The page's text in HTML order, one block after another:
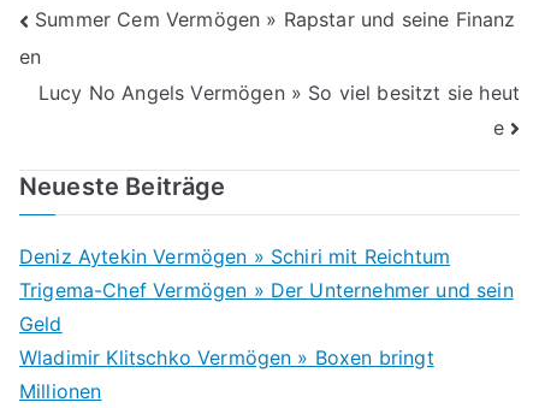
Beitragsnavigation
Summer Cem Vermögen » Rapstar und seine Finanz
en
Lucy No Angels Vermögen » So viel besitzt sie heut
e
Neueste Beiträge
Deniz Aytekin Vermögen » Schiri mit Reichtum
Trigema-Chef Vermögen » Der Unternehmer und sein
Geld
Wladimir Klitschko Vermögen » Boxen bringt
Millionen